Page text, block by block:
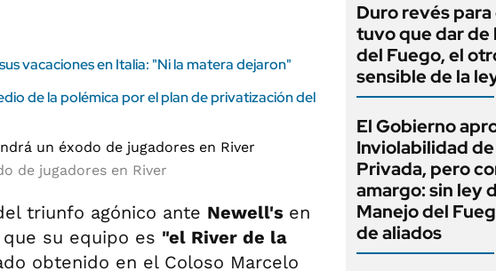
vacaciones en Italia: "Ni la matera dejaron"
de la polémica por el plan de privatización del
de jugadores en River
triunfo agónico ante Newell's en
su equipo es "el River de la
obtenido en el Coloso Marcelo
Duro revés
tuvo que dar de
del Fuego, el
sensible de la
El Gobierno
Inviolabilidad
Privada, pero
amargo: sin ley
Manejo del
de aliados